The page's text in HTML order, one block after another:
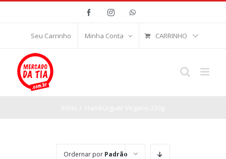
FacebookInstagramWhatsApp
Seu Carrinho Minha Conta CARRINHO
Ordernar por Padrão